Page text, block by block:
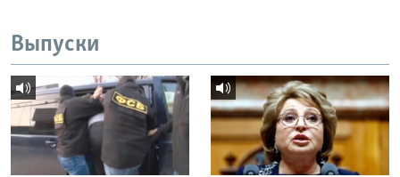
Выпуски